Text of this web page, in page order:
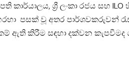
කාර්යාලය, ශ්‍රී ලංකා රජය සහ
පසක් වූ අතර පාර්ශවකරුවන්
ඇති කිරීම සඳහා දක්වන